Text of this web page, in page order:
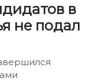
в
не подал